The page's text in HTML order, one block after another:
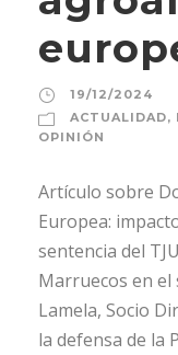
19/12/2024
ACTUALIDAD,
OPINIÓN
Artículo sobre
Europea:
sentencia del
Marruecos en
Lamela, Socio
la defensa de la